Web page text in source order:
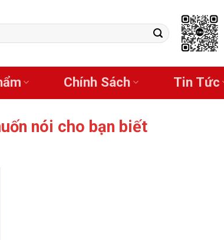
Chính Sách Tin Tức
nói cho bạn biết